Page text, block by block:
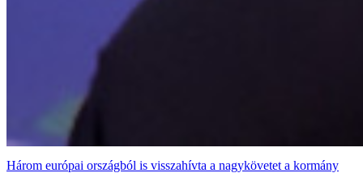
Három európai országból is visszahívta a nagykövetet a kormány